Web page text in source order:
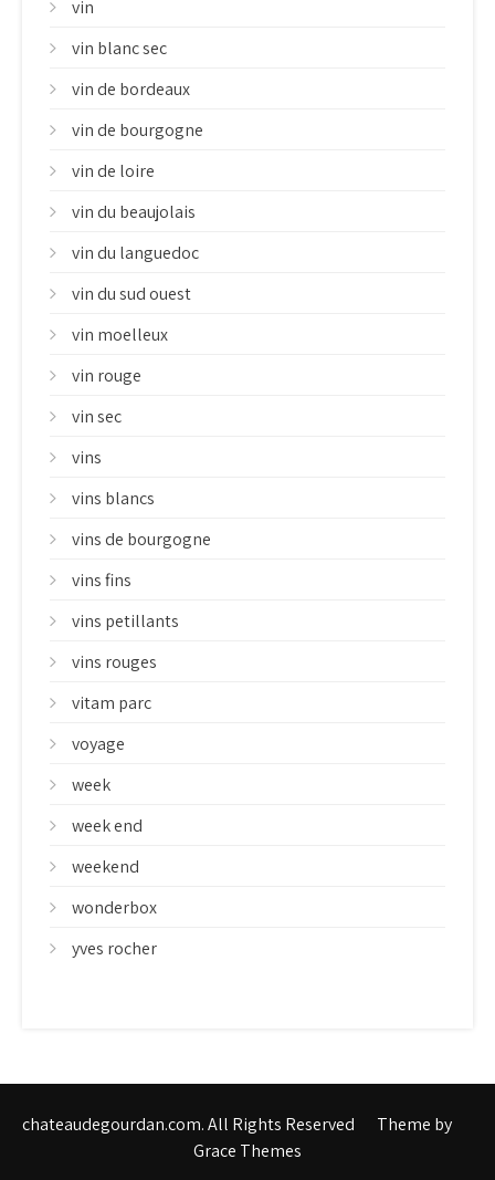
vin
vin blanc sec
vin de bordeaux
vin de bourgogne
vin de loire
vin du beaujolais
vin du languedoc
vin du sud ouest
vin moelleux
vin rouge
vin sec
vins
vins blancs
vins de bourgogne
vins fins
vins petillants
vins rouges
vitam parc
voyage
week
week end
weekend
wonderbox
yves rocher
chateaudegourdan.com. All Rights Reserved
Theme by
Grace Themes